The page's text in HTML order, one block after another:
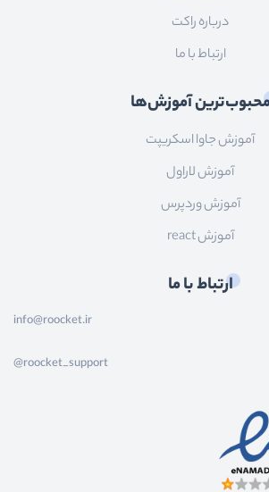
درباره راکت
ارتباط با ما
آموزش‌ها
آموزش جاوا اسکریپت
آموزش لاراول
آموزش وردپرس
آموزش react
ارتباط با ما
info@roocket.ir
@roocket_support